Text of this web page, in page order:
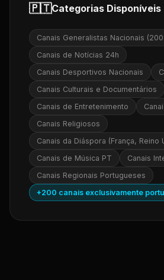
🇵🇹Categorias Disponíveis
Canais Generalistas Nacionais
Canais de Notícias 24h
Canais Desportivos Nacionais
Canais Culturais e Documentários
Canais de Entretenimento
Canais Religiosos
Canais da Diáspora (França, Reino
Canais de Música PT
Canais
Canais Regionais Portugueses
+200 canais exclusivamente